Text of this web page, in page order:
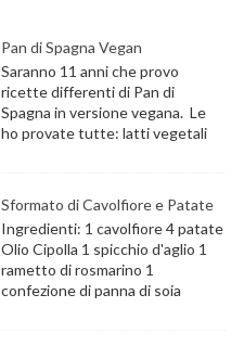
Pan di Spagna Vegan
Saranno 11 anni che provo
ricette differenti di Pan di
Spagna in versione vegana. Le
ho provate tutte: latti vegetali
Sformato di Cavolfiore e Patate
Ingredienti: 1 cavolfiore 4 patate
Olio Cipolla 1 spicchio d'aglio 1
rametto di rosmarino 1
confezione di panna di soia